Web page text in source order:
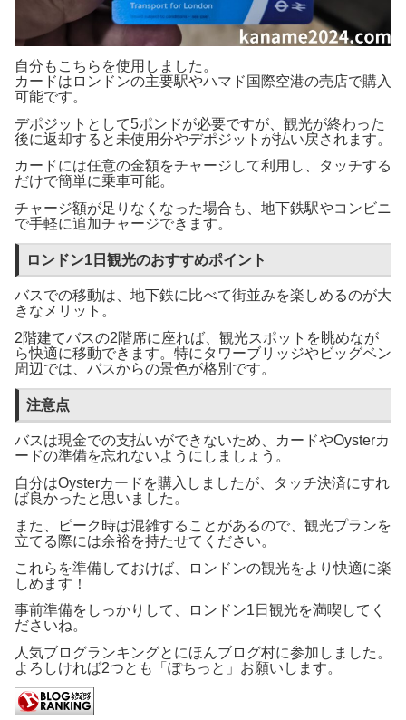
自分もこちらを使用しました。
カードはロンドンの主要駅やハマド国際空港の売店で購入
可能です。
デポジットとして5ポンドが必要ですが、観光が終わった
後に返却すると未使用分やデポジットが払い戻されます。
カードには任意の金額をチャージして利用し、タッチする
だけで簡単に乗車可能。
チャージ額が足りなくなった場合も、地下鉄駅やコンビニ
で手軽に追加チャージできます。
ロンドン1日観光のおすすめポイント
バスでの移動は、地下鉄に比べて街並みを楽しめるのが大
きなメリット。
2階建てバスの2階席に座れば、観光スポットを眺めなが
ら快適に移動できます。特にタワーブリッジやビッグベン
周辺では、バスからの景色が格別です。
注意点
バスは現金での支払いができないため、カードやOysterカ
ードの準備を忘れないようにしましょう。
自分はOysterカードを購入しましたが、タッチ決済にすれ
ば良かったと思いました。
また、ピーク時は混雑することがあるので、観光プランを
立てる際には余裕を持たせてください。
これらを準備しておけば、ロンドンの観光をより快適に楽
しめます！
事前準備をしっかりして、ロンドン1日観光を満喫してく
ださいね。
人気ブログランキングとにほんブログ村に参加しました。
よろしければ2つとも「ぽちっと」お願いします。